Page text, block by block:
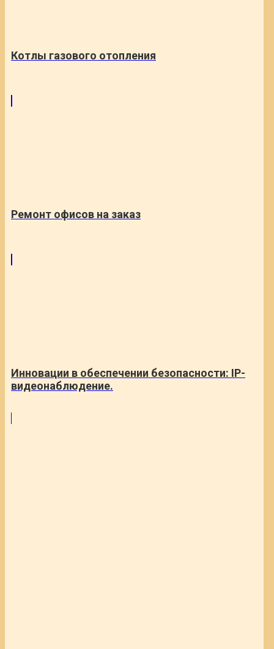
Котлы газового отопления
Ремонт офисов на заказ
Инновации в обеспечении безопасности: IP-
видеонаблюдение.